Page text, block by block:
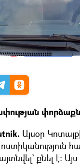
Այսօր
քնել է։